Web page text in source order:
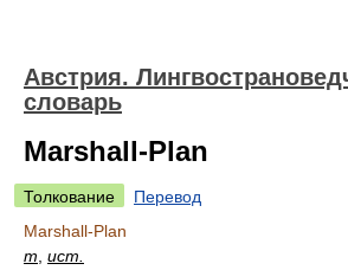
Австрия.
словарь
Marshall-Plan
Толкование
Перевод
Marshall-Plan
m ист.